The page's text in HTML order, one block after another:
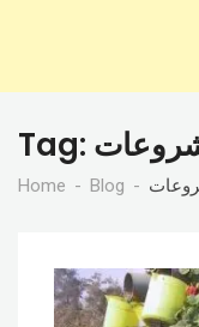
Tag:
Home Blog